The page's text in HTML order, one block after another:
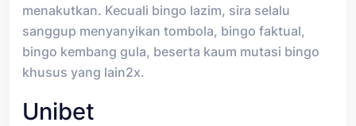
menakutkan. Kecuali bingo lazim, sira selalu
sanggup menyanyikan tombola, bingo faktual,
bingo kembang gula, beserta kaum mutasi bingo
khusus yang lain2x.
Unibet